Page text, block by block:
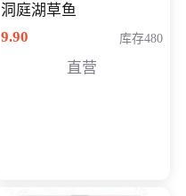
洞庭湖草鱼
9.90
库存480
直营